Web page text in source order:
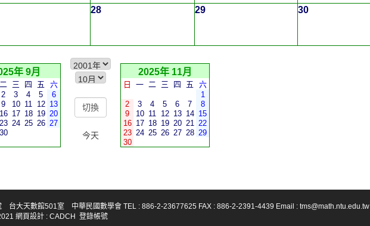
28 29 30
年 9月
二 三 四 五
六
2 3 4 5
6
9 10 11 12 13
16 17 18 19 20
23 24 25 26 27
30 今天
2025年 11月
日 一 二 三 四 五
六
1
2
3 4 5 6 7
8
9
10 11 12 13 14 15
16 17 18 19 20 21 22
23 24 25 26 27 28 29
30
台大天數館501室 中華民國數學會 TEL : 886-2-23677625 FAX : 886-2-2391-4439 Email : tms@math.ntu.edu.tw
網頁設計 : CADCH 登錄帳號